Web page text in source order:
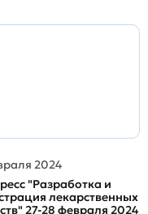
2024
"Разработка и
лекарственных
27-28 февраля 2024